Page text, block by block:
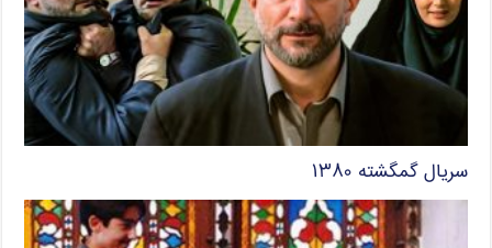
سریال گمگشته ۱۳۸۰